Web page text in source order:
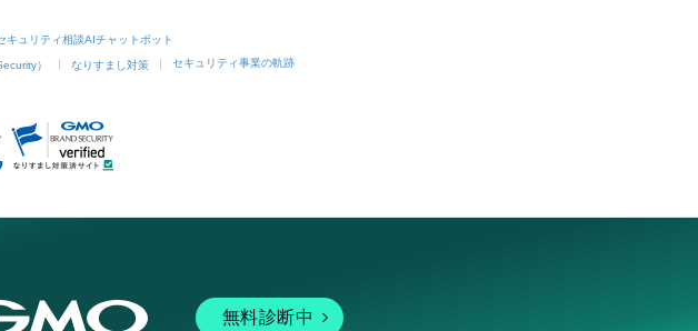
キュリティ相談AIチャットボット
） なりすまし対策 セキュリティ事業の軌跡
無料診断中